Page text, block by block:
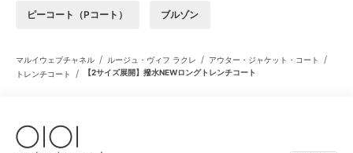
ピーコート（Pコート） ブルゾン
マルイウェブチャネル / ルージュ・ヴィフ ラクレ / アウター・ジャケット・コート /
トレンチコート / 【2サイズ展開】撥水NEWロングトレンチコート